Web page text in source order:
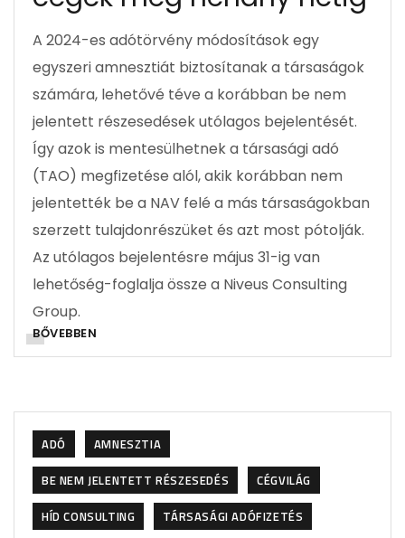
A 2024-es adótörvény módosítások egy
egyszeri amnesztiát biztosítanak a társaságok
számára, lehetővé téve a korábban be nem
jelentett részesedések utólagos bejelentését.
Így azok is mentesülhetnek a társasági adó
(TAO) megfizetése alól, akik korábban nem
jelentették be a NAV felé a más társaságokban
szerzett tulajdonrészüket és azt most pótolják.
Az utólagos bejelentésre május 31-ig van
lehetőség-foglalja össze a Niveus Consulting
Group.
BŐVEBBEN
ADÓ
AMNESZTIA
BE NEM JELENTETT RÉSZESEDÉS
CÉGVILÁG
HÍD CONSULTING
TÁRSASÁGI ADÓFIZETÉS